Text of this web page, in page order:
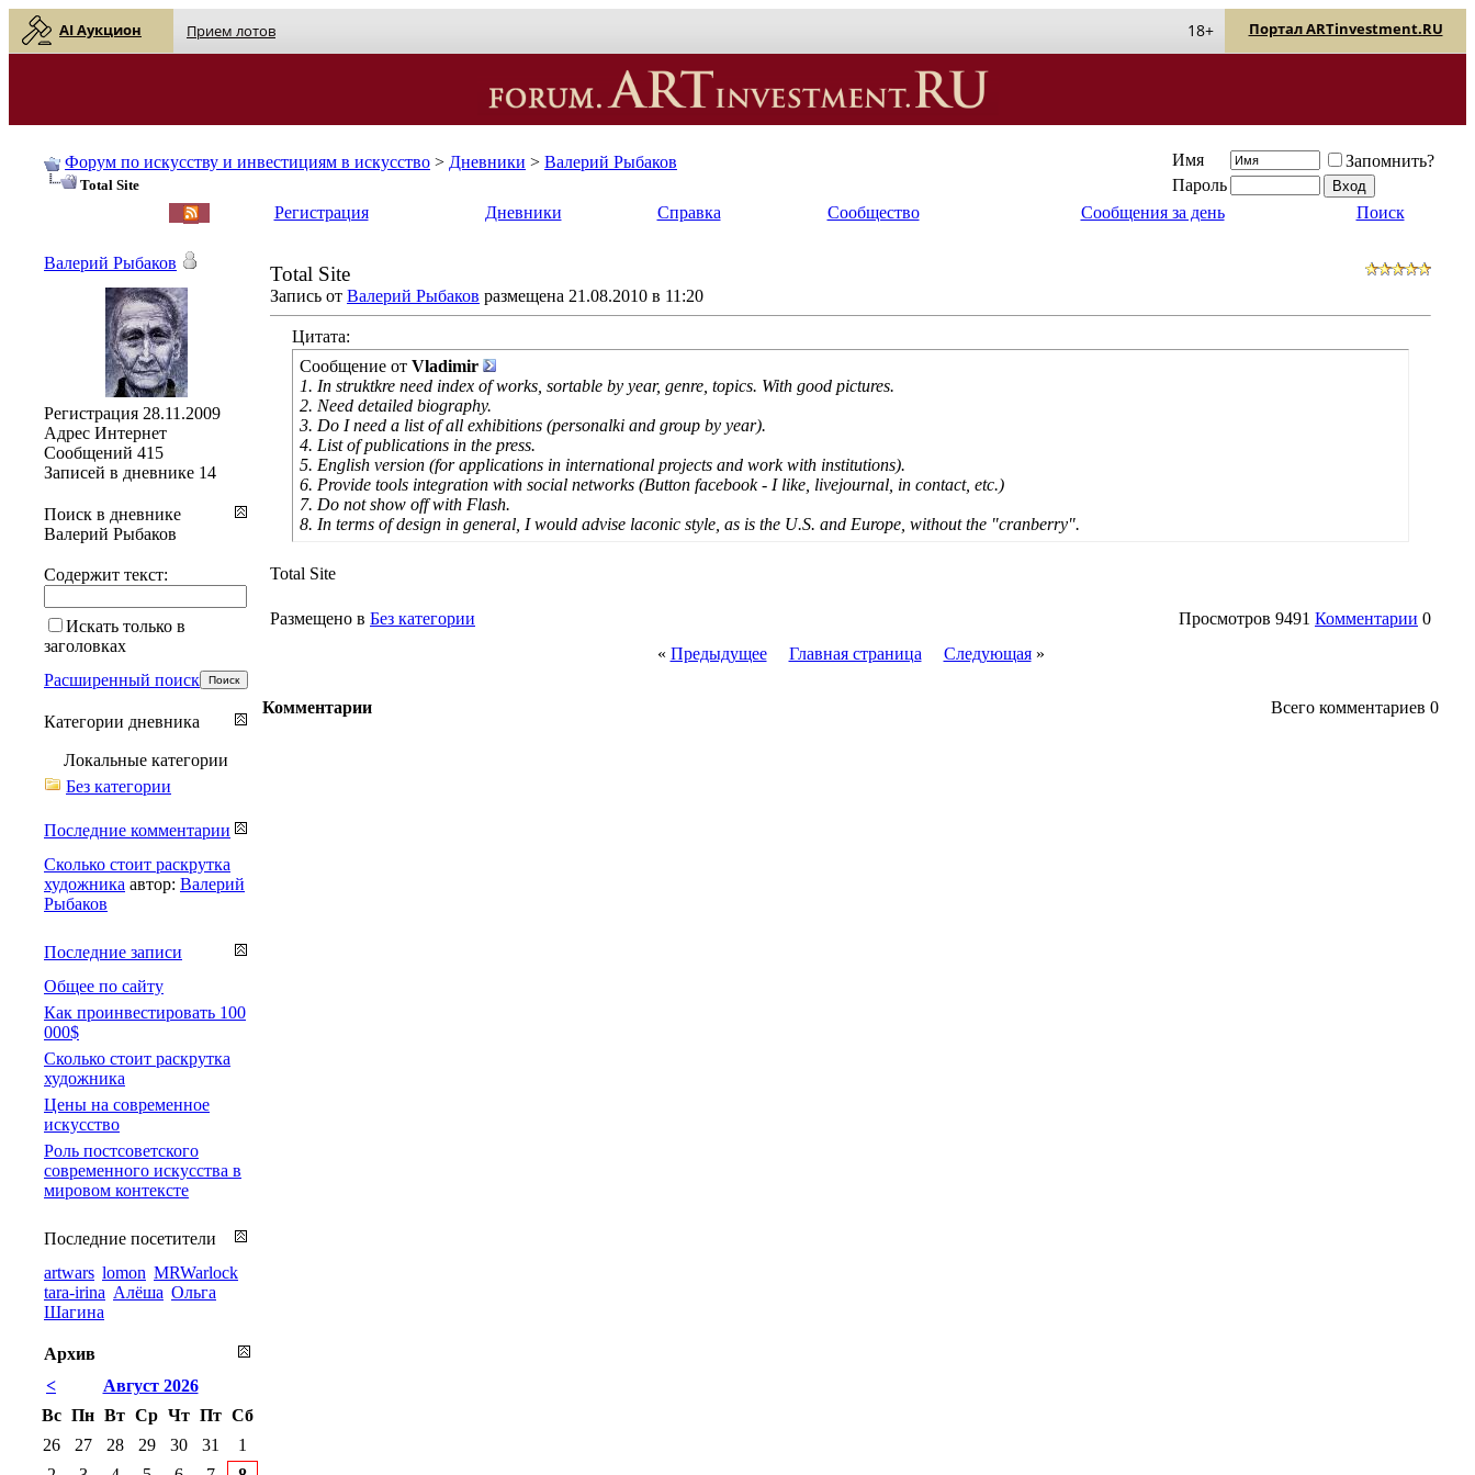
AI Аукцион Прием лотов Портал ARTinvestment.RU
18+
Форум по искусству и инвестициям в искусство > Дневники > Валерий Рыбаков
Total Site
Имя
Запомнить?
Пароль
Регистрация Дневники Справка Сообщество Сообщения за день Поиск
Total Site
Запись от Валерий Рыбаков размещена 21.08.2010 в 11:20
Цитата:
Сообщение от Vladimir
1. In struktkre need index of works, sortable by year, genre, topics. With good pictures.
2. Need detailed biography.
3. Do I need a list of all exhibitions (personalki and group by year).
4. List of publications in the press.
5. English version (for applications in international projects and work with institutions).
6. Provide tools integration with social networks (Button facebook - I like, livejournal, in contact, etc.)
7. Do not show off with Flash.
8. In terms of design in general, I would advise laconic style, as is the U.S. and Europe, without the "cranberry".
Total Site
Размещено в Без категории Просмотров 9491 Комментарии 0
« Предыдущее Главная страница Следующая»
Всего комментариев 0
Комментарии
Валерий Рыбаков
Регистрация 28.11.2009
Адрес Интернет
Сообщений 415
Записей в дневнике 14
Поиск в дневнике
Валерий Рыбаков
Содержит текст:
Искать только в
заголовках
Расширенный поиск
Категории дневника
Локальные категории
Без категории
Последние комментарии
Сколько стоит раскрутка
художника автор: Валерий
Рыбаков
Последние записи
Общее по сайту
Как проинвестировать 100
000$
Сколько стоит раскрутка
художника
Цены на современное
искусство
Роль постсоветского
современного искусства в
мировом контексте
Последние посетители
artwars lomon MRWarlock
tara-irina Алёша Ольга
Шагина
Архив
<
Август 2026
Вс Пн Вт Ср Чт Пт Сб
26
27 28 29 30 31
1